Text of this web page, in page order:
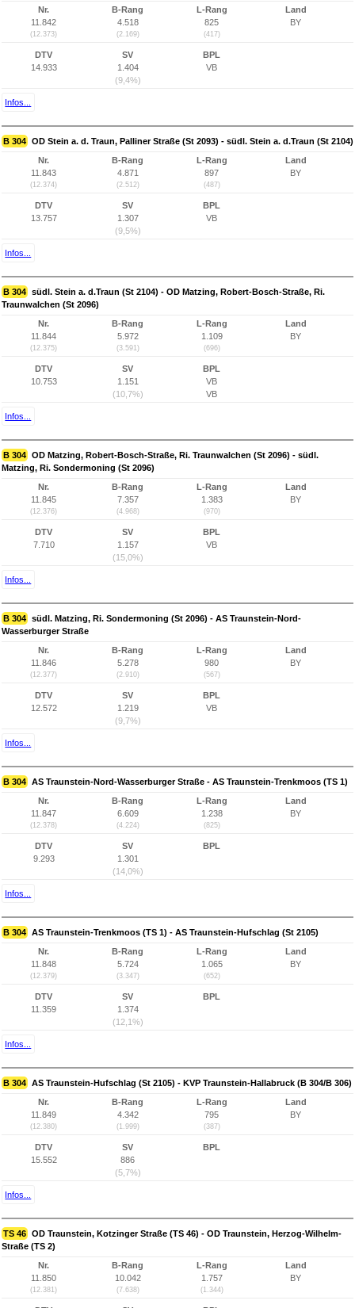
Nr.
11.842
(12.373)
B-Rang
4.518
(2.169)
L-Rang
825
(417)
Land
BY
DTV
14.933
SV
1.404
(9,4%)
BPL
VB
Infos...
B 304 OD Stein a. d. Traun, Palliner Straße (St 2093) - südl. Stein a. d.Traun (St 2104)
Nr.
11.843
(12.374)
B-Rang
4.871
(2.512)
L-Rang
897
(487)
Land
BY
DTV
13.757
SV
1.307
(9,5%)
BPL
VB
Infos...
B 304 südl. Stein a. d.Traun (St 2104) - OD Matzing, Robert-Bosch-Straße, Ri.
Traunwalchen (St 2096)
Nr.
11.844
(12.375)
B-Rang
5.972
(3.591)
L-Rang
1.109
(696)
Land
BY
DTV
10.753
SV
1.151
(10,7%)
BPL
VB
VB
Infos...
B 304 OD Matzing, Robert-Bosch-Straße, Ri. Traunwalchen (St 2096) - südl.
Matzing, Ri. Sondermoning (St 2096)
Nr.
11.845
(12.376)
B-Rang
7.357
(4.968)
L-Rang
1.383
(970)
Land
BY
DTV
7.710
SV
1.157
(15,0%)
BPL
VB
Infos...
B 304 südl. Matzing, Ri. Sondermoning (St 2096) - AS Traunstein-Nord-
Wasserburger Straße
Nr.
11.846
(12.377)
B-Rang
5.278
(2.910)
L-Rang
980
(567)
Land
BY
DTV
12.572
SV
1.219
(9,7%)
BPL
VB
Infos...
B 304 AS Traunstein-Nord-Wasserburger Straße - AS Traunstein-Trenkmoos (TS 1)
Nr.
11.847
(12.378)
B-Rang
6.609
(4.224)
L-Rang
1.238
(825)
Land
BY
DTV
9.293
SV
1.301
(14,0%)
BPL
Infos...
B 304 AS Traunstein-Trenkmoos (TS 1) - AS Traunstein-Hufschlag (St 2105)
Nr.
11.848
(12.379)
B-Rang
5.724
(3.347)
L-Rang
1.065
(652)
Land
BY
DTV
11.359
SV
1.374
(12,1%)
BPL
Infos...
B 304 AS Traunstein-Hufschlag (St 2105) - KVP Traunstein-Hallabruck (B 304/B 306)
Nr.
11.849
(12.380)
B-Rang
4.342
(1.999)
L-Rang
795
(387)
Land
BY
DTV
15.552
SV
886
(5,7%)
BPL
Infos...
TS 46 OD Traunstein, Kotzinger Straße (TS 46) - OD Traunstein, Herzog-Wilhelm-
Straße (TS 2)
Nr.
11.850
(12.381)
B-Rang
10.042
(7.638)
L-Rang
1.757
(1.344)
Land
BY